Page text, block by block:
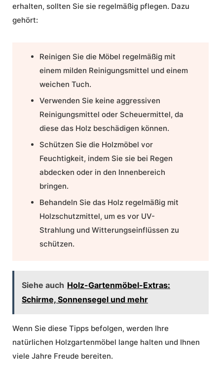
erhalten, sollten Sie sie regelmäßig pflegen. Dazu
gehört:
Reinigen Sie die Möbel regelmäßig mit
einem milden Reinigungsmittel und einem
weichen Tuch.
Verwenden Sie keine aggressiven
Reinigungsmittel oder Scheuermittel, da
diese das Holz beschädigen können.
Schützen Sie die Holzmöbel vor
Feuchtigkeit, indem Sie sie bei Regen
abdecken oder in den Innenbereich
bringen.
Behandeln Sie das Holz regelmäßig mit
Holzschutzmittel, um es vor UV-
Strahlung und Witterungseinflüssen zu
schützen.
Siehe auch Holz-Gartenmöbel-Extras:
Schirme, Sonnensegel und mehr
Wenn Sie diese Tipps befolgen, werden Ihre
natürlichen Holzgartenmöbel lange halten und Ihnen
viele Jahre Freude bereiten.